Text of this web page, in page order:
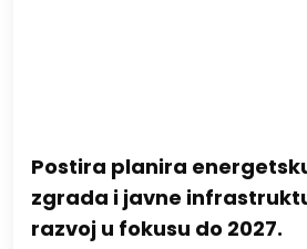
Postira planira
zgrada i javne
razvoj u fokusu do 2027.